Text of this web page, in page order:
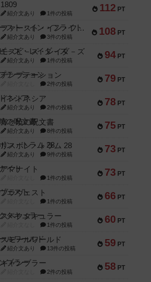
112 PT
1809
紹介文あり 1件の投稿
108 PT
ファースト・イン・フライト
紹介文あり 3件の投稿
94 PT
モズビ－ズ・レイダ－ズ
紹介文あり 1件の投稿
79 PT
テンプテーション
2件の投稿
78 PT
インドネシア
紹介文あり 2件の投稿
75 PT
宵と暁の呪文書
紹介文あり 8件の投稿
73 PT
リスボン・トラム 28
紹介文あり 9件の投稿
73 PT
アマナイト
1件の投稿
66 PT
ブラヴェスト
1件の投稿
60 PT
スペクタキュラー
1件の投稿
59 PT
スモールワールド
紹介文あり 13件の投稿
58 PT
ギャンブラー
2件の投稿